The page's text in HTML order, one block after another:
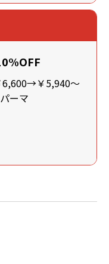
6,600→￥5,940～
ーマ